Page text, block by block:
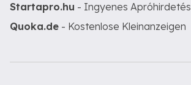
Startapro.hu - Ingyenes Apróhirdetés
Quoka.de - Kostenlose Kleinanzeigen